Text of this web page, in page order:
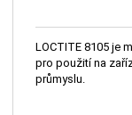
LOCTITE 8105 je
pro použití na zařízení pro
průmyslu.